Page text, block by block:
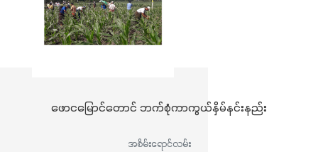
ဖောငမြောင်တောင် ဘက်စုံကာကွယ်နှိမ်နင်းနည်း
အစိမ်းရောင်လမ်း